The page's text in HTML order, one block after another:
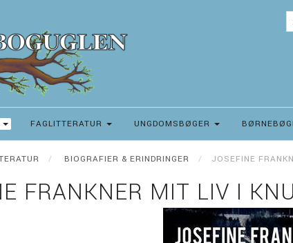
FAGLITTERATUR UNGDOMSBØGER
BIOGRAFIER & ERINDRINGER JOSEFINE
FRANKNER MIT LIV I